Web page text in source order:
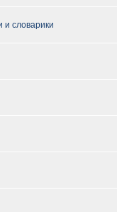
и словарики